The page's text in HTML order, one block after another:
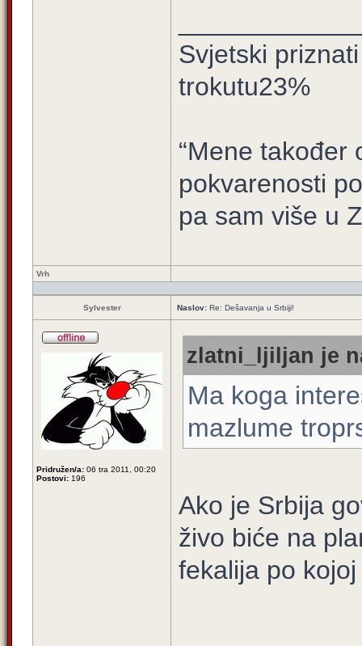
Svjetski
trokutu23%
“Mene također
pokvarenosti
pa sam više u
Vrh
Sylvester Naslov: Re: Dešavanja u Srbiji!
Pridružen/a: 06 tra 2011, 00:20
Postovi: 196
zlatni_ljiljan je
Ma koga
mazlume
Ako je Srbija
živo biće na
fekalija po